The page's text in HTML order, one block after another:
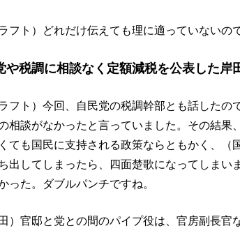
フト）どれだけ伝えても理に適っていないの
や税調に相談なく定額減税を公表した岸
フト）今回、自民党の税調幹部とも話したの
相談がなかったと言っていました。その結果
ても国民に支持される政策ならともかく、（
出してしまったら、四面楚歌になってしまい
った。ダブルパンチですね。
）官邸と党との間のパイプ役は、官房副長官